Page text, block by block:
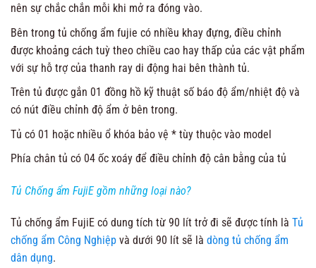
nên sự chắc chắn mỗi khi mở ra đóng vào.
Bên trong tủ chống ẩm fujie có nhiều khay đựng, điều chỉnh
được khoảng cách tuỳ theo chiều cao hay thấp của các vật phẩm
với sự hỗ trợ của thanh ray di động hai bên thành tủ.
Trên tủ được gắn 01 đồng hồ kỹ thuật số báo độ ẩm/nhiệt độ và
có nút điều chỉnh độ ẩm ở bên trong.
Tủ có 01 hoặc nhiều ổ khóa bảo vệ * tùy thuộc vào model
Phía chân tủ có 04 ốc xoáy để điều chỉnh độ cân bằng của tủ
Tủ Chống ẩm FujiE gồm những loại nào?
Tủ chống ẩm FujiE có dung tích từ 90 lít trở đi sẽ được tính là Tủ
chống ẩm Công Nghiệp và dưới 90 lít sẽ là dòng tủ chống ẩm
dân dụng.